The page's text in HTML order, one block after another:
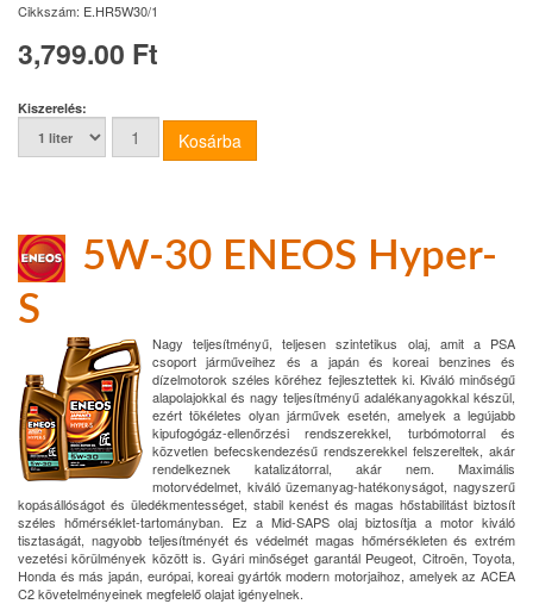
Cikkszám: E.HR5W30/1
3,799.00 Ft
Kiszerelés:
5W-30 ENEOS Hyper-
S
Nagy teljesítményű, teljesen szintetikus olaj, amit a PSA
csoport járműveihez és a japán és koreai benzines és
dízelmotorok széles köréhez fejlesztettek ki. Kiváló minőségű
alapolajokkal és nagy teljesítményű adalékanyagokkal készül,
ezért tökéletes olyan járművek esetén, amelyek a legújabb
kipufogógáz-ellenőrzési rendszerekkel, turbómotorral és
közvetlen befecskendezésű rendszerekkel felszereltek, akár
rendelkeznek katalizátorral, akár nem. Maximális
motorvédelmet, kiváló üzemanyag-hatékonyságot, nagyszerű
kopásállóságot és üledékmentességet, stabil kenést és magas hőstabilitást biztosít
széles hőmérséklet-tartományban. Ez a Mid-SAPS olaj biztosítja a motor kiváló
tisztaságát, nagyobb teljesítményét és védelmét magas hőmérsékleten és extrém
vezetési körülmények között is. Gyári minőséget garantál Peugeot, Citroën, Toyota,
Honda és más japán, európai, koreai gyártók modern motorjaihoz, amelyek az ACEA
C2 követelményeinek megfelelő olajat igényelnek.